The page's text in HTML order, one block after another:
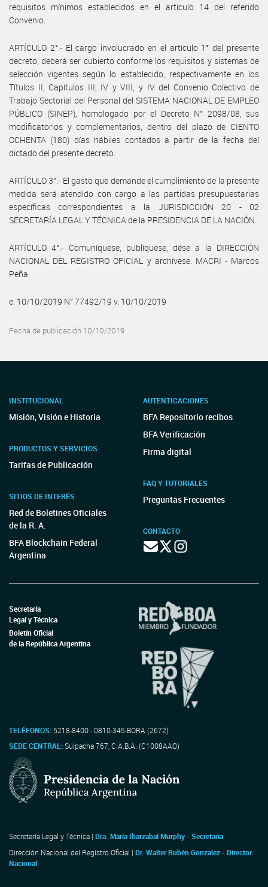
requisitos mínimos establecidos en el artículo 14 del referido
Convenio.
ARTÍCULO 2°.- El cargo involucrado en el artículo 1° del presente
decreto, deberá ser cubierto conforme los requisitos y sistemas de
selección vigentes según lo establecido, respectivamente en los
Títulos II, Capítulos III, IV y VIII, y IV del Convenio Colectivo de
Trabajo Sectorial del Personal del SISTEMA NACIONAL DE EMPLEO
PÚBLICO (SINEP), homologado por el Decreto N° 2098/08, sus
modificatorios y complementarios, dentro del plazo de CIENTO
OCHENTA (180) días hábiles contados a partir de la fecha del
dictado del presente decreto.
ARTÍCULO 3°.- El gasto que demande el cumplimiento de la presente
medida será atendido con cargo a las partidas presupuestarias
específicas correspondientes a la JURISDICCIÓN 20 - 02
SECRETARÍA LEGAL Y TÉCNICA de la PRESIDENCIA DE LA NACIÓN.
ARTÍCULO 4°.- Comuníquese, publíquese, dése a la DIRECCIÓN
NACIONAL DEL REGISTRO OFICIAL y archívese. MACRI - Marcos
Peña
e. 10/10/2019 N° 77492/19 v. 10/10/2019
Fecha de publicación 10/10/2019
INSTITUCIONAL
Misión, Visión e Historia
PRODUCTOS Y SERVICIOS
Tarifas de Publicación
SITIOS DE INTERÉS
Red de Boletines Oficiales
de la R. A.
BFA Blockchain Federal
Argentina
AUTENTICACIONES
BFA Repositorio recibos
BFA Verificación
Firma digital
FAQ Y TUTORIALES
Preguntas Frecuentes
CONTACTO
Secretaría
Legal y Técnica
Boletín Oficial
de la República Argentina
TELÉFONOS: 5218-8400 - 0810-345-BORA (2672)
SEDE CENTRAL:Suipacha 767, C.A.B.A. (C1008AAO)
Secretaría Legal y Técnica | Dra. María Ibarzabal Murphy - Secretaria
Dirección Nacional del Registro Oficial | Dr. Walter Rubén Gonzalez - Director
Nacional